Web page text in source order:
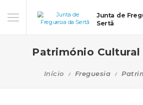
Junta de
Sertã
Património Cultural
Início Freguesia